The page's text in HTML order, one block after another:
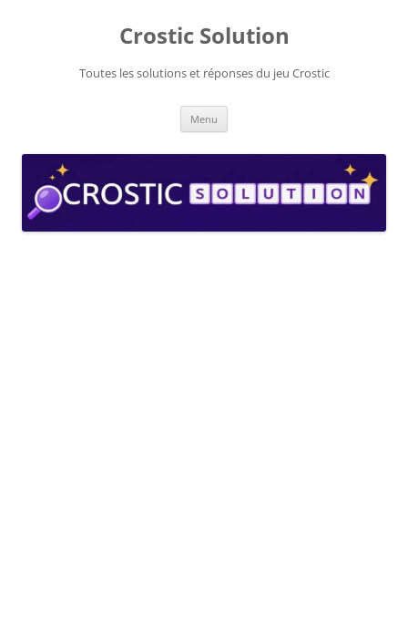
Crostic Solution
Toutes les solutions et réponses du jeu Crostic
Menu